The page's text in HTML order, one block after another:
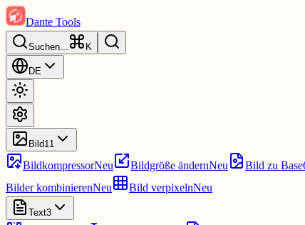
Dante Tools
Suchen... K
DE
Bild11
BildkompressorNeu Bildgröße ändernNeu Bild zu
Bilder kombinierenNeu Bild verpixelnNeu
Text3